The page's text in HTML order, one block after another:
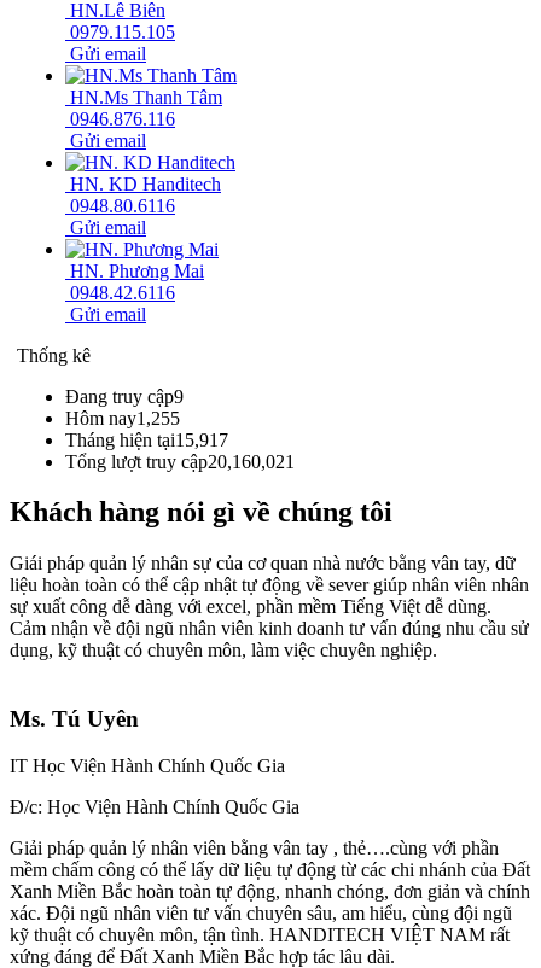
HN.Lê Biên
0979.115.105
Gửi email
HN.Ms Thanh Tâm
0946.876.116
Gửi email
HN. KD Handitech
0948.80.6116
Gửi email
HN. Phương Mai
0948.42.6116
Gửi email
Thống kê
Đang truy cập9
Hôm nay1,255
Tháng hiện tại15,917
Tổng lượt truy cập20,160,021
Khách hàng nói gì về chúng tôi
Giái pháp quản lý nhân sự của cơ quan nhà nước bằng vân tay, dữ
liệu hoàn toàn có thể cập nhật tự động về sever giúp nhân viên nhân
sự xuất công dễ dàng với excel, phần mềm Tiếng Việt dễ dùng.
Cảm nhận về đội ngũ nhân viên kinh doanh tư vấn đúng nhu cầu sử
dụng, kỹ thuật có chuyên môn, làm việc chuyên nghiệp.
Ms. Tú Uyên
IT Học Viện Hành Chính Quốc Gia
Đ/c: Học Viện Hành Chính Quốc Gia
Giải pháp quản lý nhân viên bằng vân tay , thẻ….cùng với phần
mềm chấm công có thể lấy dữ liệu tự động từ các chi nhánh của Đất
Xanh Miền Bắc hoàn toàn tự động, nhanh chóng, đơn giản và chính
xác. Đội ngũ nhân viên tư vấn chuyên sâu, am hiểu, cùng đội ngũ
kỹ thuật có chuyên môn, tận tình. HANDITECH VIỆT NAM rất
xứng đáng để Đất Xanh Miền Bắc hợp tác lâu dài.